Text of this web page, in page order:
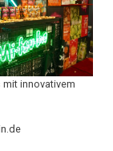
innovativem